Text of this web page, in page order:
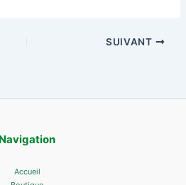
SUIVANT
Navigation
Accueil